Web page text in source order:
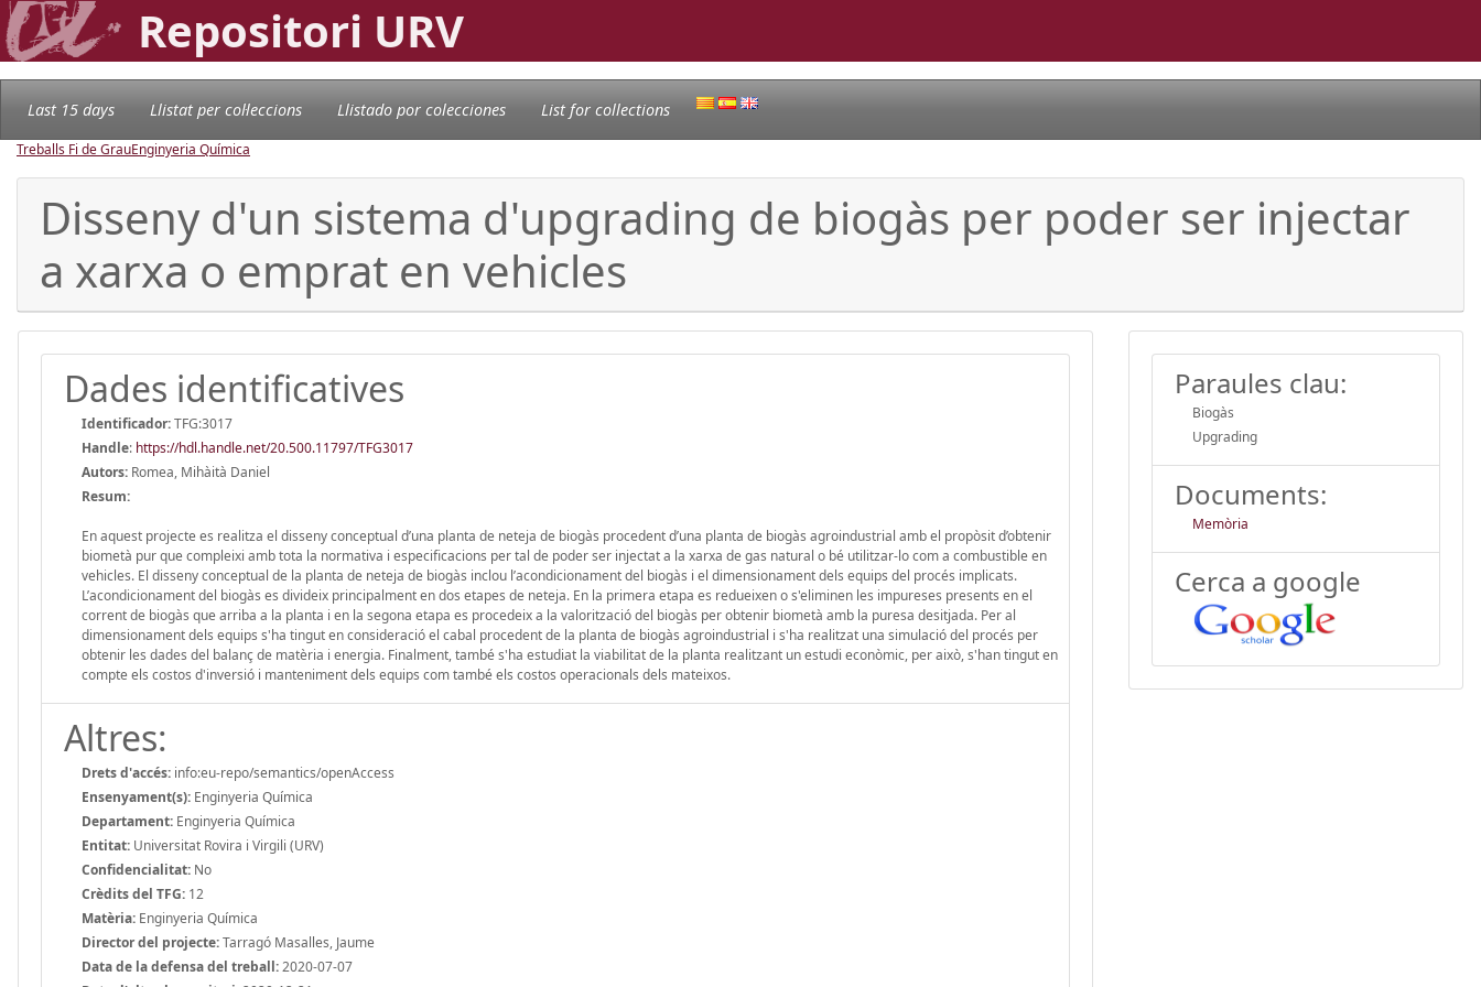
Repositori URV
Last 15 days Llistat per col·leccions Llistado por colecciones List for collections
Treballs Fi de GrauEnginyeria Química
Disseny d'un sistema d'upgrading de biogàs per poder ser injectar
a xarxa o emprat en vehicles
Dades identificatives
Identificador:TFG:3017
Handle: https://hdl.handle.net/20.500.11797/TFG3017
Autors: Romea, Mihàità Daniel
Resum:
En aquest projecte es realitza el disseny conceptual d’una planta de neteja de biogàs procedent d’una planta de biogàs agroindustrial amb el propòsit d’obtenir
biometà pur que compleixi amb tota la normativa i especificacions per tal de poder ser injectat a la xarxa de gas natural o bé utilitzar-lo com a combustible en
vehicles. El disseny conceptual de la planta de neteja de biogàs inclou l’acondicionament del biogàs i el dimensionament dels equips del procés implicats.
L’acondicionament del biogàs es divideix principalment en dos etapes de neteja. En la primera etapa es redueixen o s'eliminen les impureses presents en el
corrent de biogàs que arriba a la planta i en la segona etapa es procedeix a la valorització del biogàs per obtenir biometà amb la puresa desitjada. Per al
dimensionament dels equips s'ha tingut en consideració el cabal procedent de la planta de biogàs agroindustrial i s'ha realitzat una simulació del procés per
obtenir les dades del balanç de matèria i energia. Finalment, també s'ha estudiat la viabilitat de la planta realitzant un estudi econòmic, per això, s'han tingut en
compte els costos d'inversió i manteniment dels equips com també els costos operacionals dels mateixos.
Altres:
Drets d'accés: info:eu-repo/semantics/openAccess
Ensenyament(s): Enginyeria Química
Departament: Enginyeria Química
Entitat: Universitat Rovira i Virgili (URV)
Confidencialitat: No
Crèdits del TFG: 12
Matèria: Enginyeria Química
Director del projecte:Tarragó Masalles, Jaume
Data de la defensa del treball:2020-07-07
Paraules clau:
Biogàs
Upgrading
Documents:
Memòria
Cerca a google